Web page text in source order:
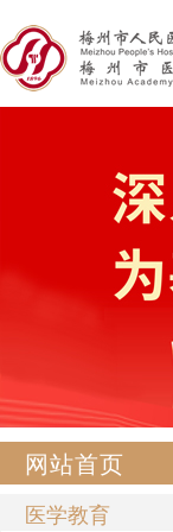
网站首页
医学教育